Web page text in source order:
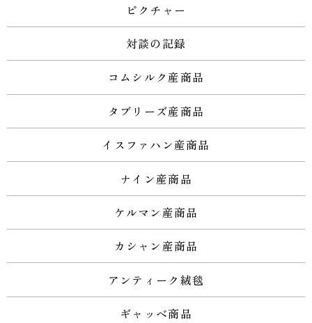
ピクチャー
対談の記録
コムシルク産商品
タブリーズ産商品
イスファハン産商品
ナイン産商品
ケルマン産商品
カシャン産商品
アンティーク絨毯
ギャッベ商品